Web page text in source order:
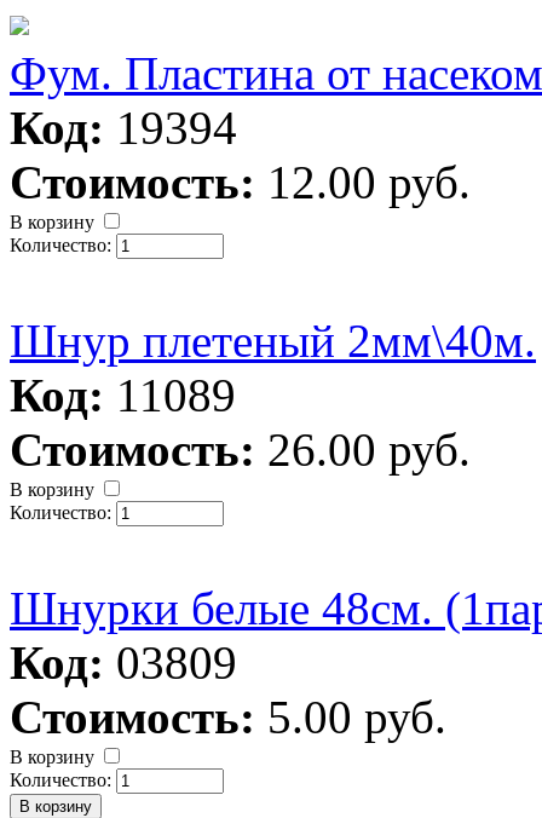
Фум. Пластина от
Код: 19394
Стоимость: 12.00 руб.
В корзину
Количество:
Шнур плетеный 2мм\40м.
Код: 11089
Стоимость: 26.00 руб.
В корзину
Количество:
Шнурки белые 48см.
Код: 03809
Стоимость: 5.00 руб.
В корзину
Количество: